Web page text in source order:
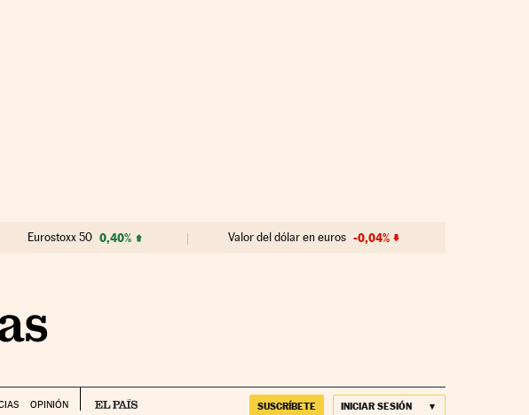
Eurostoxx 50 0,40% Valor del dólar en euros -0,04%
OPINIÓN SUSCRÍBETE INICIAR SESIÓN